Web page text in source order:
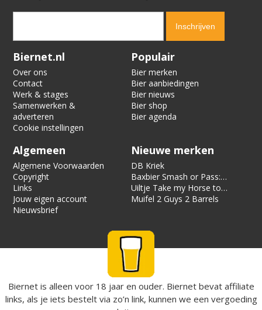
Verification code:
Biernet.nl
Over ons
Contact
Werk & stages
Samenwerken &
adverteren
Cookie instellingen
Populair
Bier merken
Bier aanbiedingen
Bier nieuws
Bier shop
Bier agenda
Algemeen
Algemene Voorwaarden
Copyright
Links
Jouw eigen account
Nieuwsbrief
Nieuwe merken
DB Kriek
Baxbier Smash or Pass:
Strata
Uiltje Take my Horse to
the Hotel Room
Muifel 2 Guys 2 Barrels
Biernet is alleen voor 18 jaar en ouder. Biernet bevat affiliate
links, als je iets bestelt via zo’n link, kunnen we een vergoeding